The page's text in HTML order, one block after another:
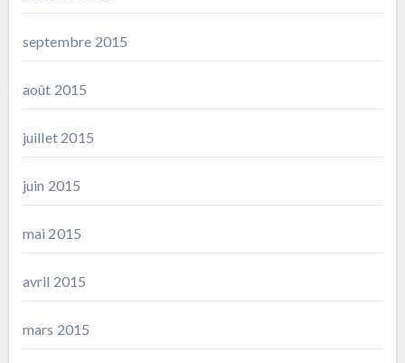
septembre 2015
août 2015
juillet 2015
juin 2015
mai 2015
avril 2015
mars 2015